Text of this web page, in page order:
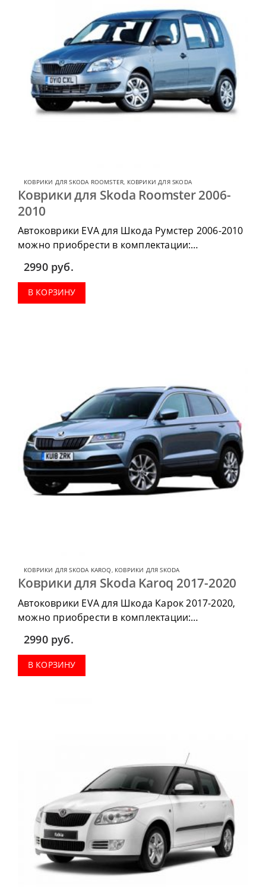
КОВРИКИ ДЛЯ SKODA ROOMSTER, КОВРИКИ ДЛЯ SKODA
Коврики для Skoda Roomster 2006-
2010
Автоковрики EVA для Шкода Румстер 2006-2010
можно приобрести в комплектации:
коврики в салон, коврик в багажник.
2990 руб.
В КОРЗИНУ
КОВРИКИ ДЛЯ SKODA KAROQ, КОВРИКИ ДЛЯ SKODA
Коврики для Skoda Karoq 2017-2020
Автоковрики EVA для Шкода Карок 2017-2020,
можно приобрести в комплектации:
коврики в салон, коврик в багажник.
2990 руб.
В КОРЗИНУ